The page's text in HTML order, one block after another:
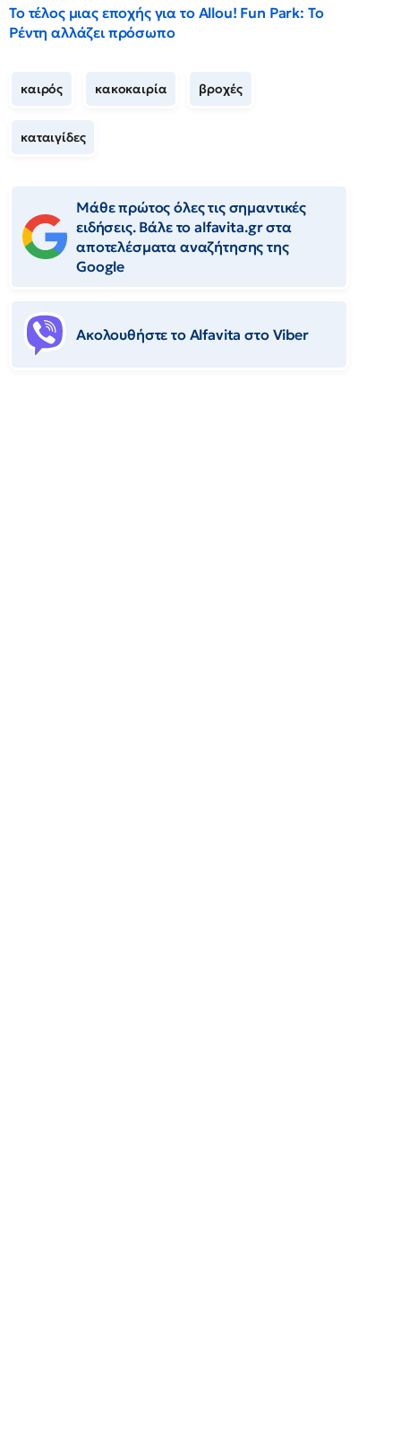
Το τέλος μιας εποχής για το Allou! Fun Park: Το
Ρέντη αλλάζει πρόσωπο
καιρός κακοκαιρία βροχές
καταιγίδες
Μάθε πρώτος όλες τις σημαντικές
ειδήσεις. Βάλε το alfavita.gr στα
αποτελέσματα αναζήτησης της
Google
Ακολουθήστε το Αlfavita στο Viber